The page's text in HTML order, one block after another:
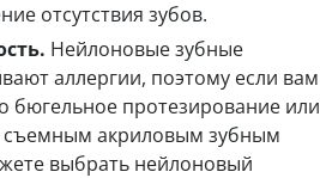
отсутствия зубов.
Нейлоновые зубные
аллергии, поэтому если вам
бюгельное протезирование или
съемным акриловым зубным
выбрать нейлоновый